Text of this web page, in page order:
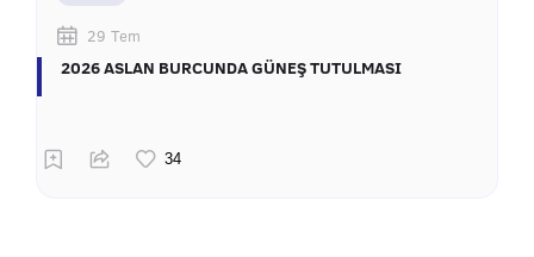
29 Tem
2026 ASLAN BURCUNDA GÜNEŞ TUTULMASI